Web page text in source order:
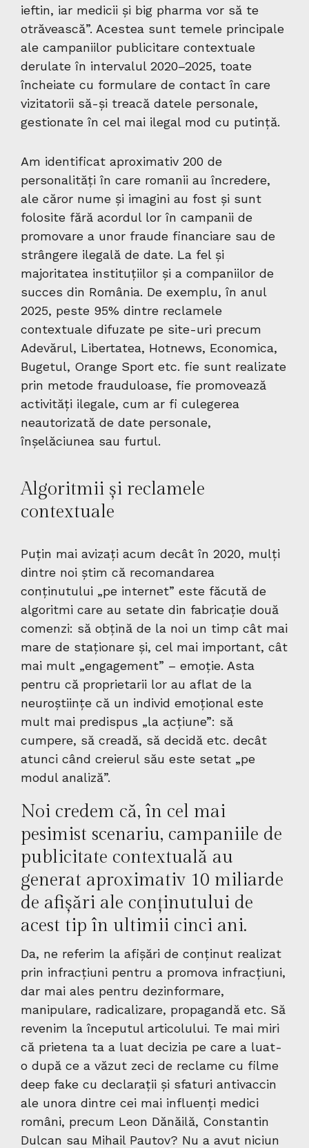
ieftin, iar medicii și big pharma vor să te
otrăvească”. Acestea sunt temele principale
ale campaniilor publicitare contextuale
derulate în intervalul 2020–2025, toate
încheiate cu formulare de contact în care
vizitatorii să-și treacă datele personale,
gestionate în cel mai ilegal mod cu putință.
Am identificat aproximativ 200 de
personalități în care romanii au încredere,
ale căror nume și imagini au fost și sunt
folosite fără acordul lor în campanii de
promovare a unor fraude financiare sau de
strângere ilegală de date. La fel și
majoritatea instituțiilor și a companiilor de
succes din România. De exemplu, în anul
2025, peste 95% dintre reclamele
contextuale difuzate pe site-uri precum
Adevărul, Libertatea, Hotnews, Economica,
Bugetul, Orange Sport etc. fie sunt realizate
prin metode frauduloase, fie promovează
activități ilegale, cum ar fi culegerea
neautorizată de date personale,
înșelăciunea sau furtul.
Algoritmii și reclamele
contextuale
Puțin mai avizați acum decât în 2020, mulți
dintre noi știm că recomandarea
conținutului „pe internet” este făcută de
algoritmi care au setate din fabricație două
comenzi: să obțină de la noi un timp cât mai
mare de staționare și, cel mai important, cât
mai mult „engagement” – emoție. Asta
pentru că proprietarii lor au aflat de la
neuroștiințe că un individ emoțional este
mult mai predispus „la acțiune”: să
cumpere, să creadă, să decidă etc. decât
atunci când creierul său este setat „pe
modul analiză”.
Noi credem că, în cel mai
pesimist scenariu, campaniile de
publicitate contextuală au
generat aproximativ 10 miliarde
de afișări ale conținutului de
acest tip în ultimii cinci ani.
Da, ne referim la afișări de conținut realizat
prin infracțiuni pentru a promova infracțiuni,
dar mai ales pentru dezinformare,
manipulare, radicalizare, propagandă etc. Să
revenim la începutul articolului. Te mai miri
că prietena ta a luat decizia pe care a luat-
o după ce a văzut zeci de reclame cu filme
deep fake cu declarații și sfaturi antivaccin
ale unora dintre cei mai influenți medici
români, precum Leon Dănăilă, Constantin
Dulcan sau Mihail Pautov? Nu a avut niciun